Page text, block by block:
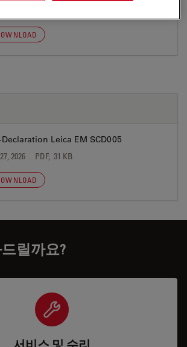
Declaration Leica EM SCD005
2026 PDF, 31 KB
릴까요?